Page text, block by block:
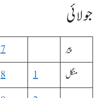
جولائی
7
پیر
8 1
منگل